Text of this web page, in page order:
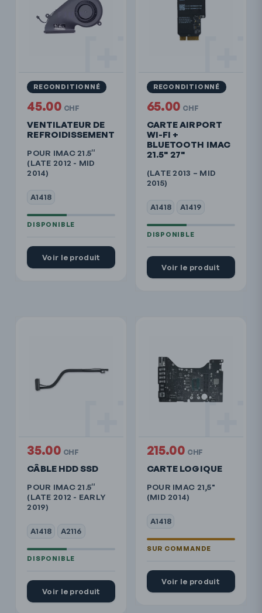
VENTILATEUR DE
REFROIDISSEMENT
POUR IMAC 21.5″
(LATE 2012 - MID
2014)
A1418
RECONDITIONNÉ
45.00 CHF
Voir le produit
CARTE AIRPORT
WI-FI +
BLUETOOTH IMAC
21.5" 27"
A1418 A1419
(LATE 2013 – MID
2015)
RECONDITIONNÉ
65.00 CHF
Voir le produit
CÂBLE HDD SSD
POUR IMAC 21.5″
(LATE 2012 - EARLY
2019)
A1418 A2116
35.00 CHF
Voir le produit
CARTE LOGIQUE
POUR IMAC 21,5"
(MID 2014)
A1418
215.00 CHF
Voir le produit